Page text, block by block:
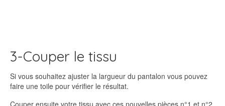
3-Couper le tissu
Si vous souhaitez ajuster la largueur du pantalon vous pouvez
faire une toile pour vérifier le résultat.
Couper ensuite votre tissu avec ces nouvelles pièces n°1 et n°2